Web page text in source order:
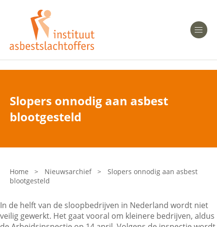
Heeft u Mesothelioom?
Heeft u Asbestose?
Bent u arts?
Asbest en Gezondheid
Laatste nieuws
Onze organisatie
Veelgestelde vragen
Slopers onnodig aan asbest
blootgesteld
Home > Nieuwsarchief >
Slopers onnodig aan asbest
blootgesteld
In de helft van de sloopbedrijven in Nederland wordt niet
veilig gewerkt. Het gaat vooral om kleinere bedrijven, aldus